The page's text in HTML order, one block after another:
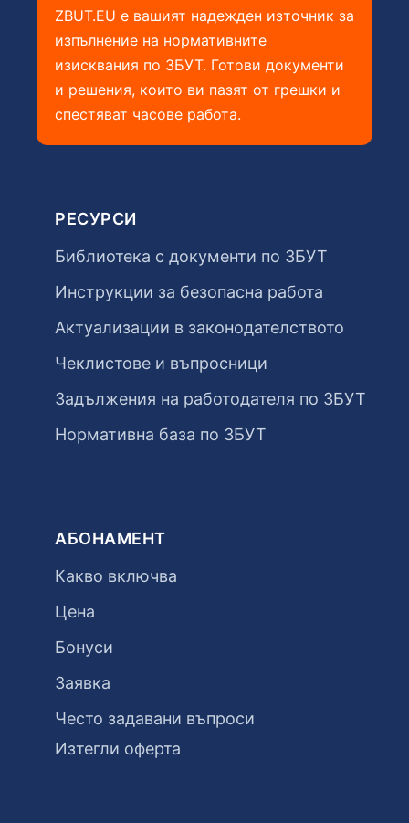
ZBUT.EU е вашият надежден източник за
изпълнение на нормативните
изисквания по ЗБУТ. Готови документи
и решения, които ви пазят от грешки и
спестяват часове работа.
РЕСУРСИ
Библиотека с документи по ЗБУТ
Инструкции за безопасна работа
Актуализации в законодателството
Чеклистове и въпросници
Задължения на работодателя по ЗБУТ
Нормативна база по ЗБУТ
АБОНАМЕНТ
Какво включва
Цена
Бонуси
Заявка
Често задавани въпроси
Изтегли оферта